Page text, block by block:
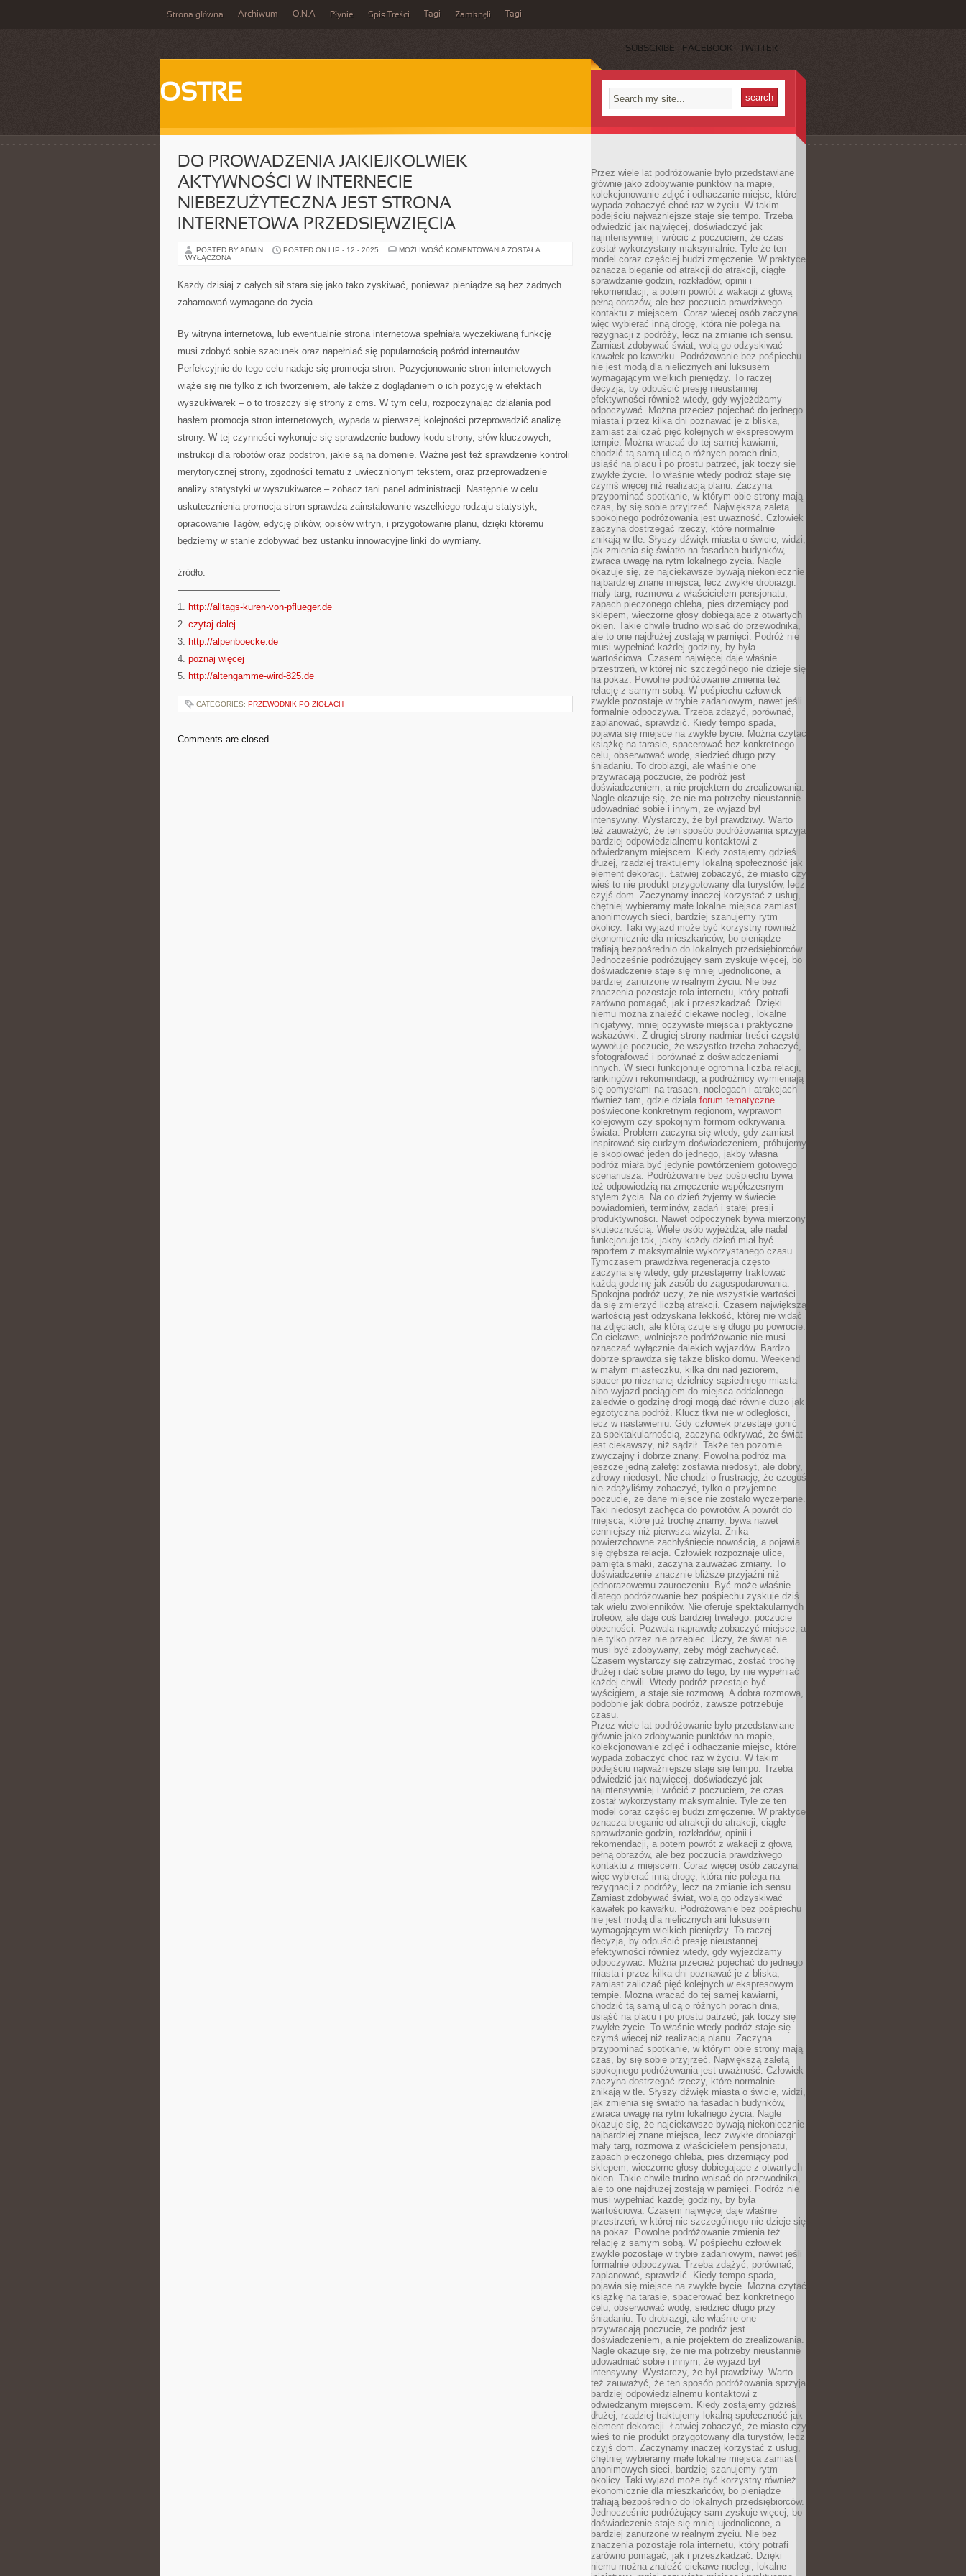
Strona główna Archiwum O.N.A Płynie Spis Treści Tagi Zamknęli Tagi
SUBSCRIBE FACEBOOK TWITTER
OSTRE
DO PROWADZENIA JAKIEJKOLWIEK
AKTYWNOŚCI W INTERNECIE
NIEBEZUŻYTECZNA JEST STRONA
INTERNETOWA PRZEDSIĘWZIĘCIA
POSTED BY ADMIN POSTED ON LIP - 12 - 2025 MOŻLIWOŚĆ KOMENTOWANIA DO
W
INTERNECIE
ZOSTAŁA
WYŁĄCZONA
Każdy dzisiaj z całych sił stara się jako tako zyskiwać, ponieważ pieniądze są bez żadnych
zahamowań wymagane do życia
By witryna internetowa, lub ewentualnie strona internetowa spełniała wyczekiwaną funkcję
musi zdobyć sobie szacunek oraz napełniać się popularnością pośród internautów.
Perfekcyjnie do tego celu nadaje się promocja stron. Pozycjonowanie stron internetowych
wiąże się nie tylko z ich tworzeniem, ale także z doglądaniem o ich pozycję w efektach
wyszukiwarek – o to troszczy się strony z cms. W tym celu, rozpoczynając działania pod
hasłem promocja stron internetowych, wypada w pierwszej kolejności przeprowadzić analizę
strony. W tej czynności wykonuje się sprawdzenie budowy kodu strony, słów kluczowych,
instrukcji dla robotów oraz podstron, jakie są na domenie. Ważne jest też sprawdzenie kontroli
merytorycznej strony, zgodności tematu z uwiecznionym tekstem, oraz przeprowadzenie
analizy statystyki w wyszukiwarce – zobacz tani panel administracji. Następnie w celu
uskutecznienia promocja stron sprawdza zainstalowanie wszelkiego rodzaju statystyk,
opracowanie Tagów, edycję plików, opisów witryn, i przygotowanie planu, dzięki któremu
będziemy w stanie zdobywać bez ustanku innowacyjne linki do wymiany.
źródło:
———————————
1. http://alltags-kuren-von-pflueger.de
2. czytaj dalej
3. http://alpenboecke.de
4. poznaj więcej
5. http://altengamme-wird-825.de
CATEGORIES: PRZEWODNIK PO ZIOŁACH
Comments are closed.
Przez wiele lat podróżowanie było przedstawiane
głównie jako zdobywanie punktów na mapie,
kolekcjonowanie zdjęć i odhaczanie miejsc, które
wypada zobaczyć choć raz w życiu. W takim
podejściu najważniejsze staje się tempo. Trzeba
odwiedzić jak najwięcej, doświadczyć jak
najintensywniej i wrócić z poczuciem, że czas
został wykorzystany maksymalnie. Tyle że ten
model coraz częściej budzi zmęczenie. W praktyce
oznacza bieganie od atrakcji do atrakcji, ciągłe
sprawdzanie godzin, rozkładów, opinii i
rekomendacji, a potem powrót z wakacji z głową
pełną obrazów, ale bez poczucia prawdziwego
kontaktu z miejscem. Coraz więcej osób zaczyna
więc wybierać inną drogę, która nie polega na
rezygnacji z podróży, lecz na zmianie ich sensu.
Zamiast zdobywać świat, wolą go odzyskiwać
kawałek po kawałku. Podróżowanie bez pośpiechu
nie jest modą dla nielicznych ani luksusem
wymagającym wielkich pieniędzy. To raczej
decyzja, by odpuścić presję nieustannej
efektywności również wtedy, gdy wyjeżdżamy
odpoczywać. Można przecież pojechać do jednego
miasta i przez kilka dni poznawać je z bliska,
zamiast zaliczać pięć kolejnych w ekspresowym
tempie. Można wracać do tej samej kawiarni,
chodzić tą samą ulicą o różnych porach dnia,
usiąść na placu i po prostu patrzeć, jak toczy się
zwykłe życie. To właśnie wtedy podróż staje się
czymś więcej niż realizacją planu. Zaczyna
przypominać spotkanie, w którym obie strony mają
czas, by się sobie przyjrzeć. Największą zaletą
spokojnego podróżowania jest uważność. Człowiek
zaczyna dostrzegać rzeczy, które normalnie
znikają w tle. Słyszy dźwięk miasta o świcie, widzi,
jak zmienia się światło na fasadach budynków,
zwraca uwagę na rytm lokalnego życia. Nagle
okazuje się, że najciekawsze bywają niekoniecznie
najbardziej znane miejsca, lecz zwykłe drobiazgi:
mały targ, rozmowa z właścicielem pensjonatu,
zapach pieczonego chleba, pies drzemiący pod
sklepem, wieczorne głosy dobiegające z otwartych
okien. Takie chwile trudno wpisać do przewodnika,
ale to one najdłużej zostają w pamięci. Podróż nie
musi wypełniać każdej godziny, by była
wartościowa. Czasem najwięcej daje właśnie
przestrzeń, w której nic szczególnego nie dzieje się
na pokaz. Powolne podróżowanie zmienia też
relację z samym sobą. W pośpiechu człowiek
zwykle pozostaje w trybie zadaniowym, nawet jeśli
formalnie odpoczywa. Trzeba zdążyć, porównać,
zaplanować, sprawdzić. Kiedy tempo spada,
pojawia się miejsce na zwykłe bycie. Można czytać
książkę na tarasie, spacerować bez konkretnego
celu, obserwować wodę, siedzieć długo przy
śniadaniu. To drobiazgi, ale właśnie one
przywracają poczucie, że podróż jest
doświadczeniem, a nie projektem do zrealizowania.
Nagle okazuje się, że nie ma potrzeby nieustannie
udowadniać sobie i innym, że wyjazd był
intensywny. Wystarczy, że był prawdziwy. Warto
też zauważyć, że ten sposób podróżowania sprzyja
bardziej odpowiedzialnemu kontaktowi z
odwiedzanym miejscem. Kiedy zostajemy gdzieś
dłużej, rzadziej traktujemy lokalną społeczność jak
element dekoracji. Łatwiej zobaczyć, że miasto czy
wieś to nie produkt przygotowany dla turystów, lecz
czyjś dom. Zaczynamy inaczej korzystać z usług,
chętniej wybieramy małe lokalne miejsca zamiast
anonimowych sieci, bardziej szanujemy rytm
okolicy. Taki wyjazd może być korzystny również
ekonomicznie dla mieszkańców, bo pieniądze
trafiają bezpośrednio do lokalnych przedsiębiorców.
Jednocześnie podróżujący sam zyskuje więcej, bo
doświadczenie staje się mniej ujednolicone, a
bardziej zanurzone w realnym życiu. Nie bez
znaczenia pozostaje rola internetu, który potrafi
zarówno pomagać, jak i przeszkadzać. Dzięki
niemu można znaleźć ciekawe noclegi, lokalne
inicjatywy, mniej oczywiste miejsca i praktyczne
wskazówki. Z drugiej strony nadmiar treści często
wywołuje poczucie, że wszystko trzeba zobaczyć,
sfotografować i porównać z doświadczeniami
innych. W sieci funkcjonuje ogromna liczba relacji,
rankingów i rekomendacji, a podróżnicy wymieniają
się pomysłami na trasach, noclegach i atrakcjach
również tam, gdzie działa forum tematyczne
poświęcone konkretnym regionom, wyprawom
kolejowym czy spokojnym formom odkrywania
świata. Problem zaczyna się wtedy, gdy zamiast
inspirować się cudzym doświadczeniem, próbujemy
je skopiować jeden do jednego, jakby własna
podróż miała być jedynie powtórzeniem gotowego
scenariusza. Podróżowanie bez pośpiechu bywa
też odpowiedzią na zmęczenie współczesnym
stylem życia. Na co dzień żyjemy w świecie
powiadomień, terminów, zadań i stałej presji
produktywności. Nawet odpoczynek bywa mierzony
skutecznością. Wiele osób wyjeżdża, ale nadal
funkcjonuje tak, jakby każdy dzień miał być
raportem z maksymalnie wykorzystanego czasu.
Tymczasem prawdziwa regeneracja często
zaczyna się wtedy, gdy przestajemy traktować
każdą godzinę jak zasób do zagospodarowania.
Spokojna podróż uczy, że nie wszystkie wartości
da się zmierzyć liczbą atrakcji. Czasem największą
wartością jest odzyskana lekkość, której nie widać
na zdjęciach, ale którą czuje się długo po powrocie.
Co ciekawe, wolniejsze podróżowanie nie musi
oznaczać wyłącznie dalekich wyjazdów. Bardzo
dobrze sprawdza się także blisko domu. Weekend
w małym miasteczku, kilka dni nad jeziorem,
spacer po nieznanej dzielnicy sąsiedniego miasta
albo wyjazd pociągiem do miejsca oddalonego
zaledwie o godzinę drogi mogą dać równie dużo jak
egzotyczna podróż. Klucz tkwi nie w odległości,
lecz w nastawieniu. Gdy człowiek przestaje gonić
za spektakularnością, zaczyna odkrywać, że świat
jest ciekawszy, niż sądził. Także ten pozornie
zwyczajny i dobrze znany. Powolna podróż ma
jeszcze jedną zaletę: zostawia niedosyt, ale dobry,
zdrowy niedosyt. Nie chodzi o frustrację, że czegoś
nie zdążyliśmy zobaczyć, tylko o przyjemne
poczucie, że dane miejsce nie zostało wyczerpane.
Taki niedosyt zachęca do powrotów. A powrót do
miejsca, które już trochę znamy, bywa nawet
cenniejszy niż pierwsza wizyta. Znika
powierzchowne zachłyśnięcie nowością, a pojawia
się głębsza relacja. Człowiek rozpoznaje ulice,
pamięta smaki, zaczyna zauważać zmiany. To
doświadczenie znacznie bliższe przyjaźni niż
jednorazowemu zauroczeniu. Być może właśnie
dlatego podróżowanie bez pośpiechu zyskuje dziś
tak wielu zwolenników. Nie oferuje spektakularnych
trofeów, ale daje coś bardziej trwałego: poczucie
obecności. Pozwala naprawdę zobaczyć miejsce, a
nie tylko przez nie przebiec. Uczy, że świat nie
musi być zdobywany, żeby mógł zachwycać.
Czasem wystarczy się zatrzymać, zostać trochę
dłużej i dać sobie prawo do tego, by nie wypełniać
każdej chwili. Wtedy podróż przestaje być
wyścigiem, a staje się rozmową. A dobra rozmowa,
podobnie jak dobra podróż, zawsze potrzebuje
czasu.
Przez wiele lat podróżowanie było przedstawiane
głównie jako zdobywanie punktów na mapie,
kolekcjonowanie zdjęć i odhaczanie miejsc, które
wypada zobaczyć choć raz w życiu. W takim
podejściu najważniejsze staje się tempo. Trzeba
odwiedzić jak najwięcej, doświadczyć jak
najintensywniej i wrócić z poczuciem, że czas
został wykorzystany maksymalnie. Tyle że ten
model coraz częściej budzi zmęczenie. W praktyce
oznacza bieganie od atrakcji do atrakcji, ciągłe
sprawdzanie godzin, rozkładów, opinii i
rekomendacji, a potem powrót z wakacji z głową
pełną obrazów, ale bez poczucia prawdziwego
kontaktu z miejscem. Coraz więcej osób zaczyna
więc wybierać inną drogę, która nie polega na
rezygnacji z podróży, lecz na zmianie ich sensu.
Zamiast zdobywać świat, wolą go odzyskiwać
kawałek po kawałku. Podróżowanie bez pośpiechu
nie jest modą dla nielicznych ani luksusem
wymagającym wielkich pieniędzy. To raczej
decyzja, by odpuścić presję nieustannej
efektywności również wtedy, gdy wyjeżdżamy
odpoczywać. Można przecież pojechać do jednego
miasta i przez kilka dni poznawać je z bliska,
zamiast zaliczać pięć kolejnych w ekspresowym
tempie. Można wracać do tej samej kawiarni,
chodzić tą samą ulicą o różnych porach dnia,
usiąść na placu i po prostu patrzeć, jak toczy się
zwykłe życie. To właśnie wtedy podróż staje się
czymś więcej niż realizacją planu. Zaczyna
przypominać spotkanie, w którym obie strony mają
czas, by się sobie przyjrzeć. Największą zaletą
spokojnego podróżowania jest uważność. Człowiek
zaczyna dostrzegać rzeczy, które normalnie
znikają w tle. Słyszy dźwięk miasta o świcie, widzi,
jak zmienia się światło na fasadach budynków,
zwraca uwagę na rytm lokalnego życia. Nagle
okazuje się, że najciekawsze bywają niekoniecznie
najbardziej znane miejsca, lecz zwykłe drobiazgi:
mały targ, rozmowa z właścicielem pensjonatu,
zapach pieczonego chleba, pies drzemiący pod
sklepem, wieczorne głosy dobiegające z otwartych
okien. Takie chwile trudno wpisać do przewodnika,
ale to one najdłużej zostają w pamięci. Podróż nie
musi wypełniać każdej godziny, by była
wartościowa. Czasem najwięcej daje właśnie
przestrzeń, w której nic szczególnego nie dzieje się
na pokaz. Powolne podróżowanie zmienia też
relację z samym sobą. W pośpiechu człowiek
zwykle pozostaje w trybie zadaniowym, nawet jeśli
formalnie odpoczywa. Trzeba zdążyć, porównać,
zaplanować, sprawdzić. Kiedy tempo spada,
pojawia się miejsce na zwykłe bycie. Można czytać
książkę na tarasie, spacerować bez konkretnego
celu, obserwować wodę, siedzieć długo przy
śniadaniu. To drobiazgi, ale właśnie one
przywracają poczucie, że podróż jest
doświadczeniem, a nie projektem do zrealizowania.
Nagle okazuje się, że nie ma potrzeby nieustannie
udowadniać sobie i innym, że wyjazd był
intensywny. Wystarczy, że był prawdziwy. Warto
też zauważyć, że ten sposób podróżowania sprzyja
bardziej odpowiedzialnemu kontaktowi z
odwiedzanym miejscem. Kiedy zostajemy gdzieś
dłużej, rzadziej traktujemy lokalną społeczność jak
element dekoracji. Łatwiej zobaczyć, że miasto czy
wieś to nie produkt przygotowany dla turystów, lecz
czyjś dom. Zaczynamy inaczej korzystać z usług,
chętniej wybieramy małe lokalne miejsca zamiast
anonimowych sieci, bardziej szanujemy rytm
okolicy. Taki wyjazd może być korzystny również
ekonomicznie dla mieszkańców, bo pieniądze
trafiają bezpośrednio do lokalnych przedsiębiorców.
Jednocześnie podróżujący sam zyskuje więcej, bo
doświadczenie staje się mniej ujednolicone, a
bardziej zanurzone w realnym życiu. Nie bez
znaczenia pozostaje rola internetu, który potrafi
zarówno pomagać, jak i przeszkadzać. Dzięki
niemu można znaleźć ciekawe noclegi, lokalne